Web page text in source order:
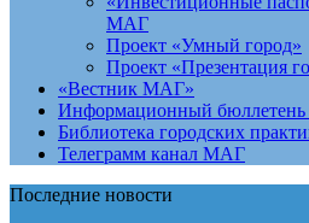
МАГ
Проект «Умный город»
Проект «Презентация
«Вестник МАГ»
Информационный
Библиотека городских
Телеграмм канал МАГ
Последние новости